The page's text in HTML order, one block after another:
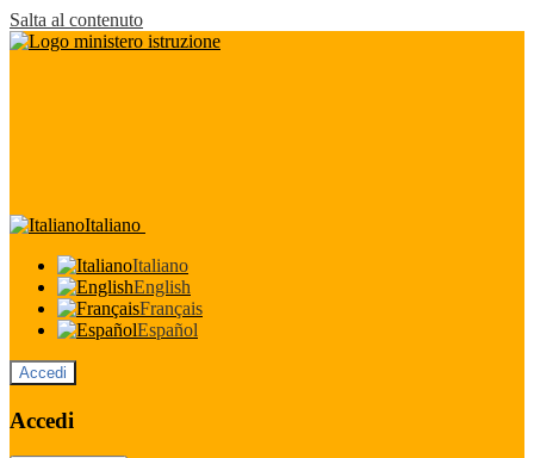
Salta al contenuto
Italiano
Italiano
English
Français
Español
Accedi
Accedi